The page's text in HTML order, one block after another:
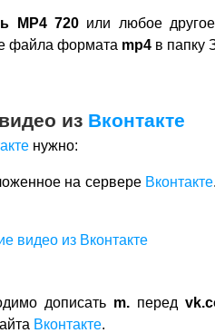
MP4 720или любое другое
файла формата mp4в папку
из Вконтакте
нужно:
на сервере Вконтакте
дописать m.перед
Вконтакте.